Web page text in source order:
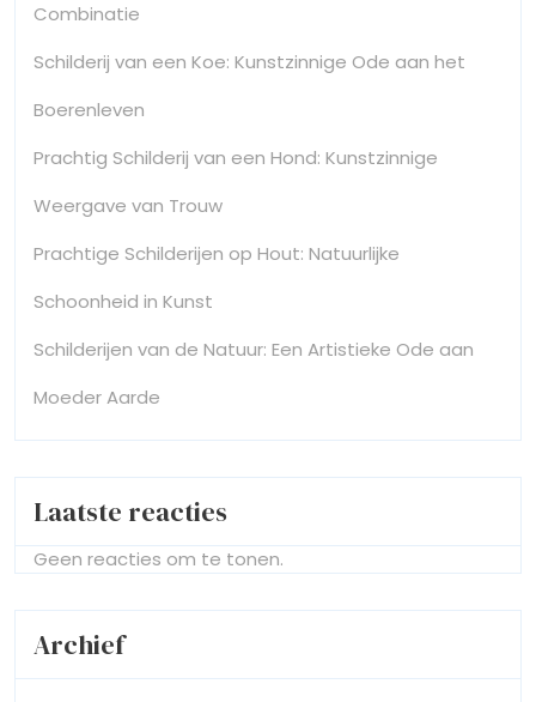
Combinatie
Schilderij van een Koe: Kunstzinnige Ode aan het
Boerenleven
Prachtig Schilderij van een Hond: Kunstzinnige
Weergave van Trouw
Prachtige Schilderijen op Hout: Natuurlijke
Schoonheid in Kunst
Schilderijen van de Natuur: Een Artistieke Ode aan
Moeder Aarde
Laatste reacties
Geen reacties om te tonen.
Archief